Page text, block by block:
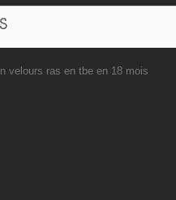
velours ras en tbe en 18 mois